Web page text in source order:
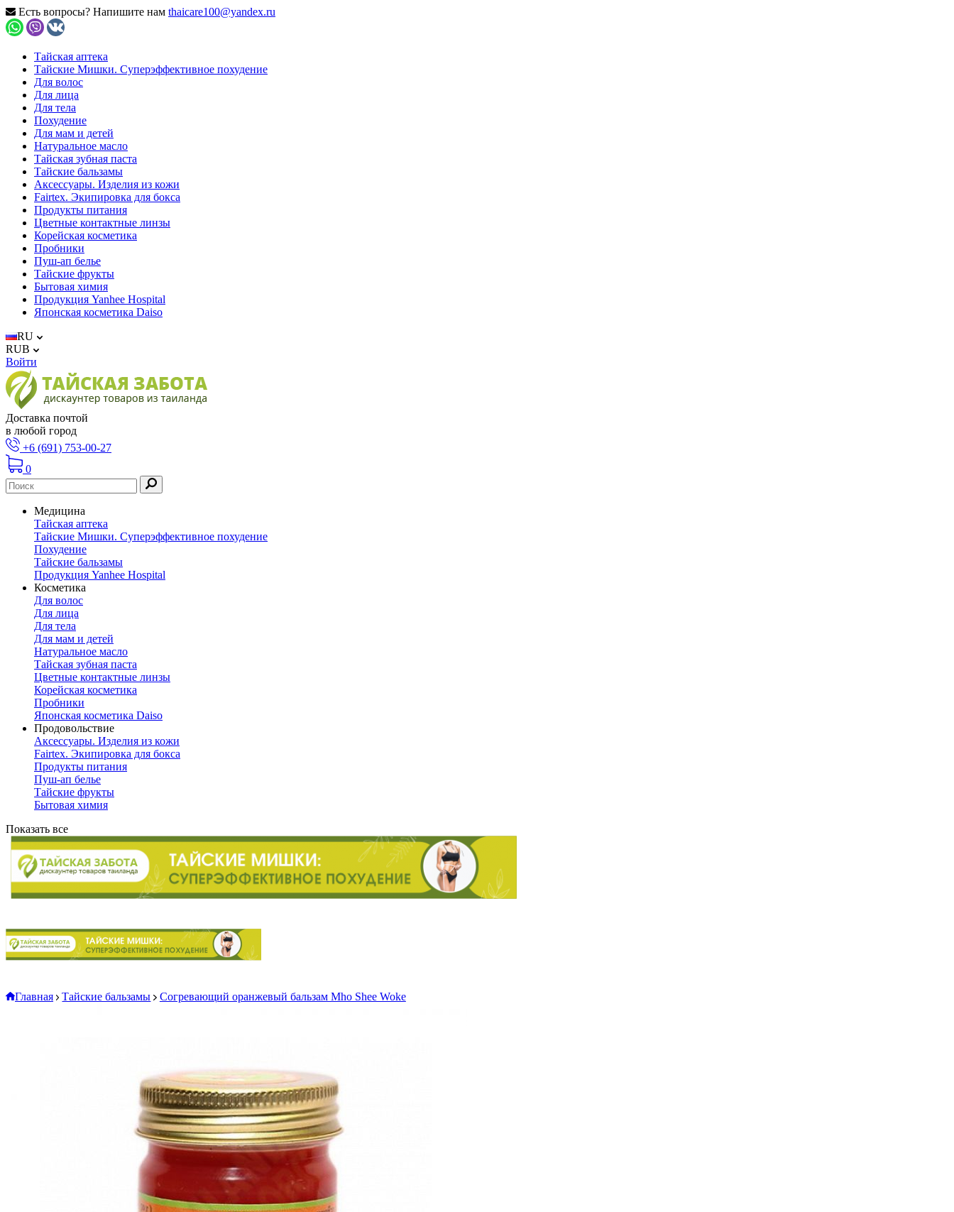
Есть вопросы? Напишите нам thaicare100@yandex.ru
Тайская аптека
Тайские Мишки. Суперэффективное похудение
Для волос
Для лица
Для тела
Похудение
Для мам и детей
Натуральное масло
Тайская зубная паста
Тайские бальзамы
Аксессуары. Изделия из кожи
Fairtex. Экипировка для бокса
Продукты питания
Цветные контактные линзы
Корейская косметика
Пробники
Пуш-ап белье
Тайские фрукты
Бытовая химия
Продукция Yanhee Hospital
Японская косметика Daiso
RU
RUB
Войти
Доставка почтой
в любой город
+6 (691) 753-00-27
0
Медицина
Тайская аптека
Тайские Мишки. Суперэффективное похудение
Похудение
Тайские бальзамы
Продукция Yanhee Hospital
Косметика
Для волос
Для лица
Для тела
Для мам и детей
Натуральное масло
Тайская зубная паста
Цветные контактные линзы
Корейская косметика
Пробники
Японская косметика Daiso
Продовольствие
Аксессуары. Изделия из кожи
Fairtex. Экипировка для бокса
Продукты питания
Пуш-ап белье
Тайские фрукты
Бытовая химия
Показать все
Главная Тайские бальзамы Согревающий оранжевый бальзам Mho Shee Woke